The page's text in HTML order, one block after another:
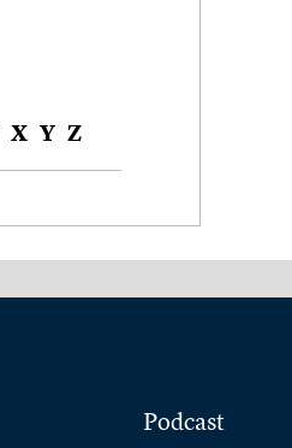
X Y Z
Podcast